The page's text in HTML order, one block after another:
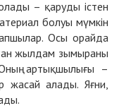
– қаруды істен
болуы мүмкін
Осы орайда
жылдам зымыраны
артықшылығы –
жасай алады. Яғни,